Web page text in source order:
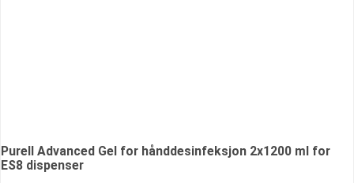
Purell Advanced Gel for hånddesinfeksjon 2x1200 ml for
ES8 dispenser